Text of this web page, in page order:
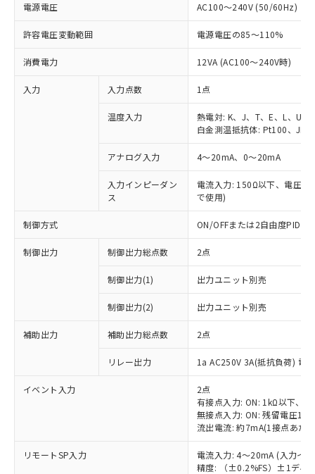
電源電圧 AC100～240V (50/60Hz)
許容電圧変動範囲 電源電圧の85～110%
消費電力 12VA (AC100～240V時)
入力 入力点数 1点
温度入力
熱電対: K、J、T、E、L、U
白金測温抵抗体: Pt100、
アナログ入力 4～20mA、0～20mA
入力インピーダン
ス
電流入力: 150Ω以下、電圧入
で使用)
制御方式 ON/OFFまたは2自由度PID（
制御出力 制御出力総点数 2点
制御出力(1) 出力ユニット別売
制御出力(2) 出力ユニット別売
補助出力 補助出力総点数 2点
リレー出力 1a AC250V 3A(抵抗負荷) 電
イベント入力
2点
有接点入力: ON: 1kΩ以下、
無接点入力: ON: 残留電圧
流出電流: 約7mA(1接点あた
リモートSP入力
電流入力: 4～20mA (入力イ
精度: （±0.2%FS）±1ディ